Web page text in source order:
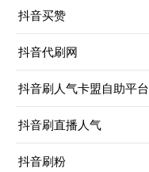
抖音买赞
抖音代刷网
抖音刷人气卡盟自助平台
抖音刷直播人气
抖音刷粉